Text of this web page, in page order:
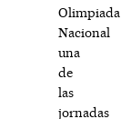
Olimpiada
Nacional
una
de
las
jornadas